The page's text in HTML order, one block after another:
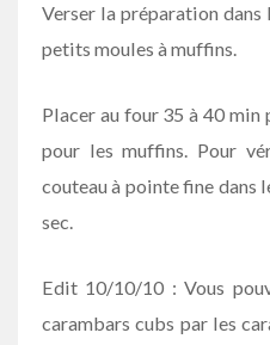
Verser la préparation dans
petits moules à muffins.
Placer au four 35 à 40 min
pour les muffins. Pour
couteau à pointe fine dans
sec.
Edit 10/10/10 : Vous
carambars cubs par les